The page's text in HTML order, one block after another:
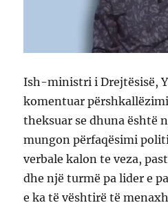
Ish-ministri i Drejtësisë,
komentuar
theksuar se dhuna është
mungon përfaqësimi
verbale kalon te veza,
dhe një turmë pa lider e
e ka të vështirë të